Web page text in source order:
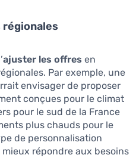
ajuster les offres en
Par exemple, une
envisager de proposer
conçues pour le climat
pour le sud de la France
plus chauds pour le
de personnalisation
répondre aux besoins